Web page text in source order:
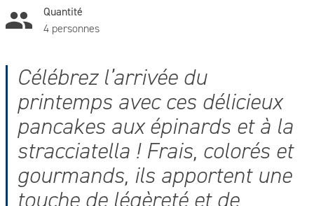
Quantité
4 personnes
Célébrez l’arrivée du
printemps avec ces délicieux
pancakes aux épinards et à la
stracciatella ! Frais, colorés et
gourmands, ils apportent une
touche de légèreté et de